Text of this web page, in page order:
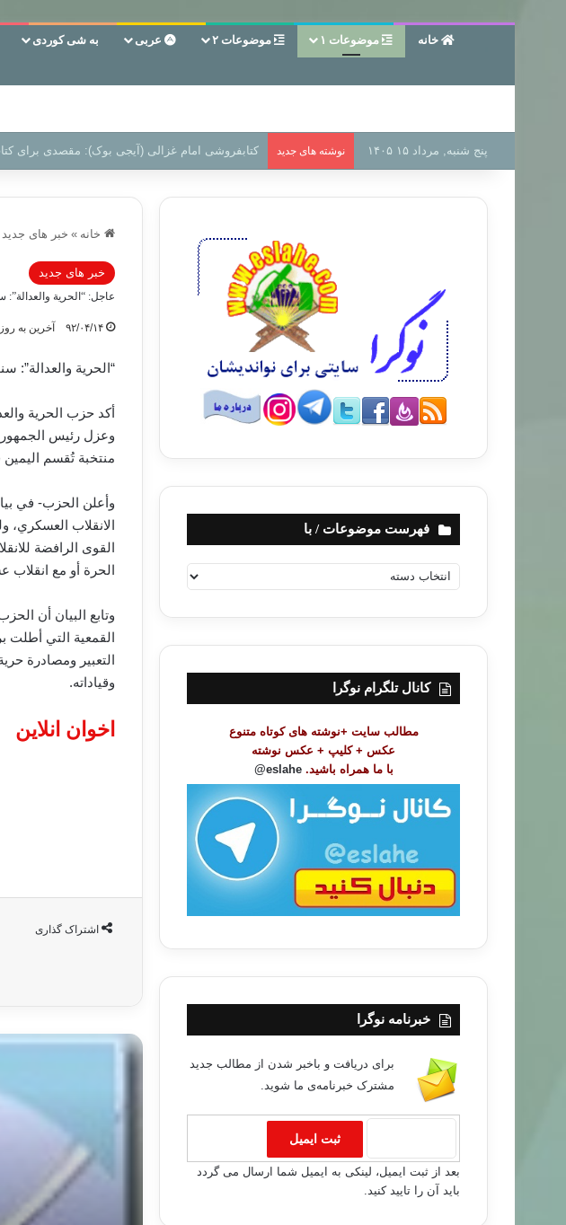
خانه موضوعات ۱ موضوعات ۲ عربی به شی کوردی
پنج شنبه, مرداد ۱۵ ۱۴۰۵ نوشته های جدید سر دفتر فساد در زمین‌، دوری وکناره‌گیری از راه
خانه » خبر های جدید
خبر های جدید
عاجل: “الحرية
۹۲/۰۴/۱۴ آخرین به روز
“الحرية والعدالة”:
أكد حزب الحرية
وعزل رئيس
منتخبة تُقسم
وأعلن الحزب- في
الانقلاب العسكري،
القوى الرافضة
الحرة أو مع انقلاب
وتابع البيان أن
القمعية التي أطلت
التعبير ومصادرة
وقياداته.
اخوان انلاین
اشتراک گذاری
فهرست موضوعات / با
ه
ت
ض
کانال تلگرام نوگرا
مطالب سایت +نوشته های کوتاه متنوع
عکس + کلیپ + عکس نوشته
با ما همراه باشید. eslahe@
خبرنامه نوگرا
برای دریافت و باخبر شدن از مطالب جدید
مشترک خبرنامه‌ی ما شوید.
بعد از ثبت ایمیل، لینکی به ایمیل شما ارسال می گردد
باید آن را تایید کنید.